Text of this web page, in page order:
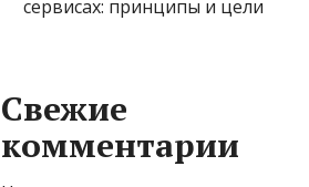
сервисах: принципы и цели
Свежие
комментарии